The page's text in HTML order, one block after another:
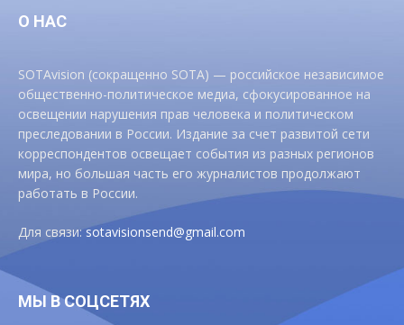
О НАС
SOTAvision (сокращенно SOTA) — российское независимое
общественно-политическое медиа, сфокусированное на
освещении нарушения прав человека и политическом
преследовании в России. Издание за счет развитой сети
корреспондентов освещает события из разных регионов
мира, но большая часть его журналистов продолжают
работать в России.
Для связи:sotavisionsend@gmail.com
МЫ В СОЦСЕТЯХ